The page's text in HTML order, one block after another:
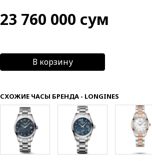
23 760 000 сум
В корзину
СХОЖИЕ ЧАСЫ БРЕНДА - LONGINES